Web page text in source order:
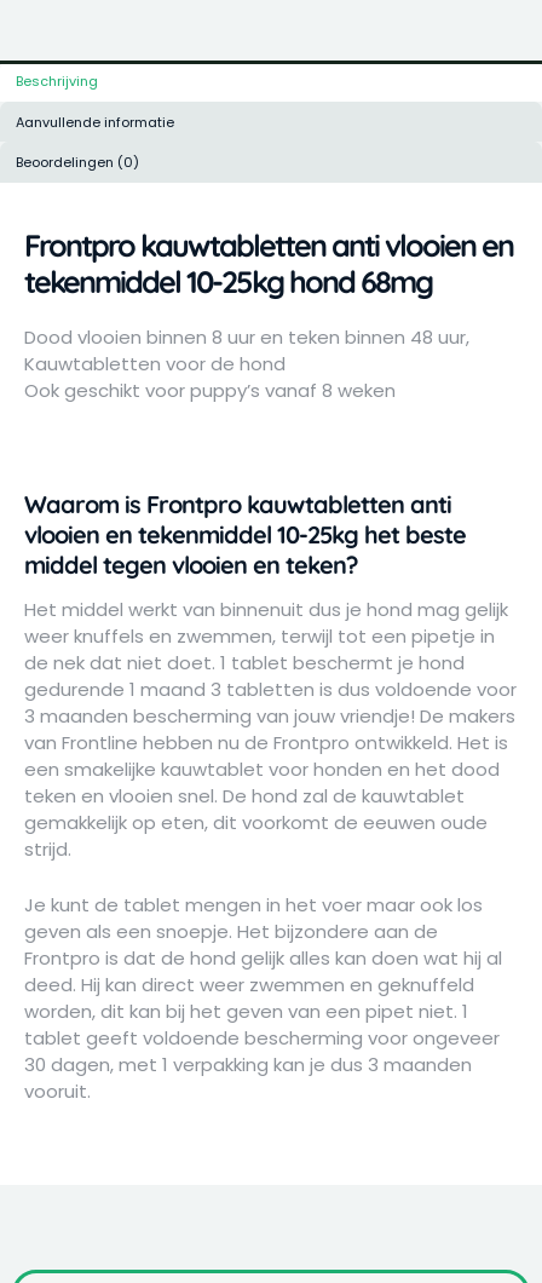
Beschrijving
Aanvullende informatie
Beoordelingen (0)
Frontpro kauwtabletten anti vlooien en
tekenmiddel 10-25kg hond 68mg
Dood vlooien binnen 8 uur en teken binnen 48 uur,
Kauwtabletten voor de hond
Ook geschikt voor puppy’s vanaf 8 weken
Waarom is Frontpro kauwtabletten anti
vlooien en tekenmiddel 10-25kg het beste
middel tegen vlooien en teken?
Het middel werkt van binnenuit dus je hond mag gelijk
weer knuffels en zwemmen, terwijl tot een pipetje in
de nek dat niet doet. 1 tablet beschermt je hond
gedurende 1 maand 3 tabletten is dus voldoende voor
3 maanden bescherming van jouw vriendje! De makers
van Frontline hebben nu de Frontpro ontwikkeld. Het is
een smakelijke kauwtablet voor honden en het dood
teken en vlooien snel. De hond zal de kauwtablet
gemakkelijk op eten, dit voorkomt de eeuwen oude
strijd.
Je kunt de tablet mengen in het voer maar ook los
geven als een snoepje. Het bijzondere aan de
Frontpro is dat de hond gelijk alles kan doen wat hij al
deed. Hij kan direct weer zwemmen en geknuffeld
worden, dit kan bij het geven van een pipet niet. 1
tablet geeft voldoende bescherming voor ongeveer
30 dagen, met 1 verpakking kan je dus 3 maanden
vooruit.